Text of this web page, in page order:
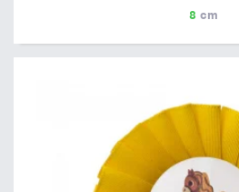
8 cm